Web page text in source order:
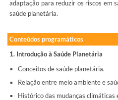
adaptação para reduzir os riscos em
saúde planetária.
Conteúdos programáticos
1. Introdução à Saúde Planetária
Conceitos de saúde planetária.
Relação entre meio ambiente e
Histórico das mudanças climáticas